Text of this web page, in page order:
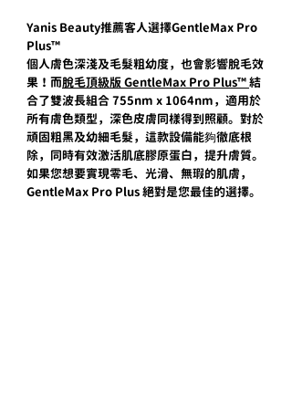
Yanis Beauty推薦客人選擇GentleMax Pro
Plus™️
個人膚色深淺及毛髮粗幼度，也會影響脫毛效
果！而脫毛頂級版 GentleMax Pro Plus™️ 結
合了雙波長組合 755nm x 1064nm，適用於
所有膚色類型，深色皮膚同樣得到照顧。對於
頑固粗黑及幼細毛髮，這款設備能夠徹底根
除，同時有效激活肌底膠原蛋白，提升膚質。
如果您想要實現零毛、光滑、無瑕的肌膚，
GentleMax Pro Plus 絕對是您最佳的選擇。